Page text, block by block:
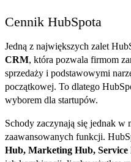
Cennik HubSpota
Jedną z największych zalet
CRM, która pozwala firmom
sprzedaży i podstawowymi
początkowej. To dlatego
wyborem dla startupów.
Schody zaczynają się jednak w
zaawansowanych funkcji.
Hub, Marketing Hub, Service